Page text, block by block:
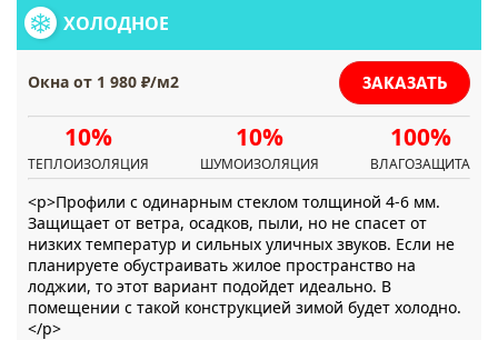
ХОЛОДНОЕ
Окна от 1 980 ₽/м2 ЗАКАЗАТЬ
10%
ТЕПЛОИЗОЛЯЦИЯ
10%
ШУМОИЗОЛЯЦИЯ
100%
ВЛАГОЗАЩИТА
<p>Профили с одинарным стеклом толщиной 4-6 мм.
Защищает от ветра, осадков, пыли, но не спасет от
низких температур и сильных уличных звуков. Если не
планируете обустраивать жилое пространство на
лоджии, то этот вариант подойдет идеально. В
помещении с такой конструкцией зимой будет холодно.
</p>